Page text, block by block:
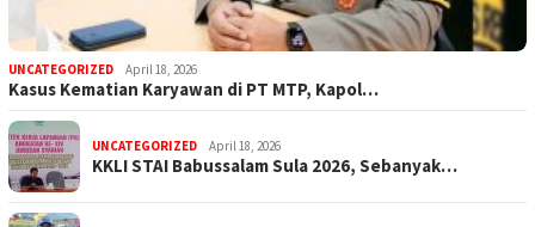
UNCATEGORIZED April 18, 2026
Kasus Kematian Karyawan di PT MTP, Kapol…
UNCATEGORIZED April 18, 2026
KKLI STAI Babussalam Sula 2026, Sebanyak…